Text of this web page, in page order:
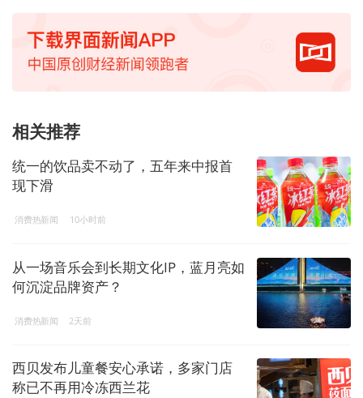
相关推荐
统一的饮品卖不动了，五年来中报首
现下滑
消费热新闻 10小时前
从一场音乐会到长期文化IP，蓝月亮如
何沉淀品牌资产？
消费热新闻 2天前
西贝发布儿童餐安心承诺，多家门店
称已不再用冷冻西兰花